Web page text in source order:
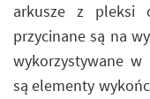
arkusze z pleksi
przycinane są na
wykorzystywane w
są elementy